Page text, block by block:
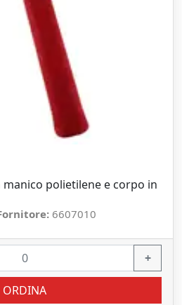
manico polietilene e corpo in
6607010
+
ORDINA